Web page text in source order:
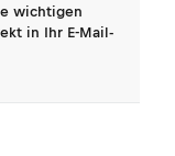
wichtigen
in Ihr E-Mail-